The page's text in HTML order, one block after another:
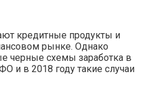
кредитные продукты и
рынке. Однако
черные схемы заработка в
и в 2018 году такие случаи